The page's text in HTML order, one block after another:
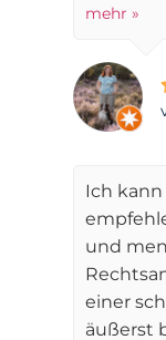
mehr »
Ich kann
und
einer
äußerst